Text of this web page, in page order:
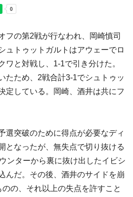
フの第2戦が行なわれ、岡崎慎司
ュトゥットガルトはアウェーでロ
ワと対戦し、1-1で引き分けた。
たため、2戦合計3-1でシュトゥッ
定している。岡崎、酒井は共にフ
選突破のために得点が必要なディ
となったが、無失点で切り抜ける
ンターから裏に抜け出したイビシ
んだ。その後、酒井のサイドを崩
の、それ以上の失点を許すこと